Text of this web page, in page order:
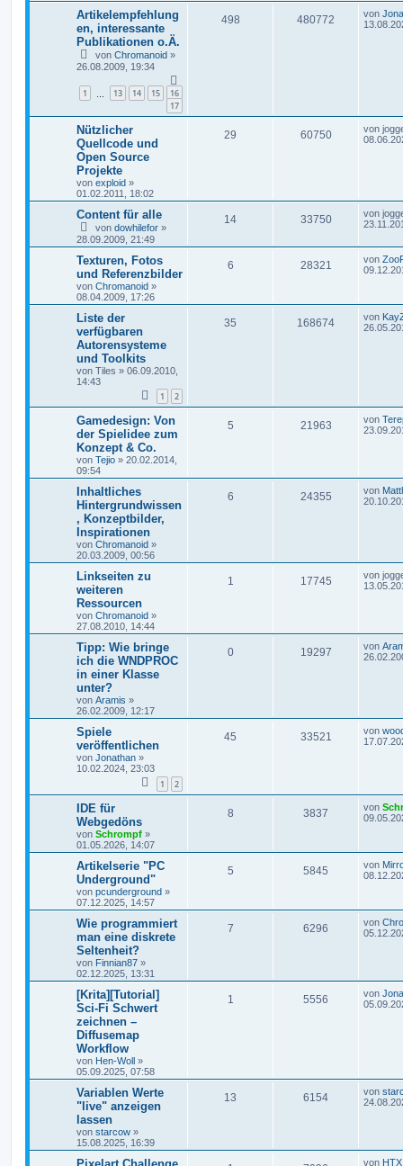
Artikelempfehlung
en, interessante
Publikationen o.Ä.
von Chromanoid »
26.08.2009, 19:34
1 13 14 15
16
17
498 480772 von
Nützlicher
Quellcode und
Open Source
Projekte
von exploid »
01.02.2011, 18:02
29 60750 von
Content für alle
von dowhilefor »
28.09.2009, 21:49
14 33750 von
Texturen, Fotos
und Referenzbilder
von Chromanoid »
08.04.2009, 17:26
6 28321 von
Liste der
verfügbaren
Autorensysteme
und Toolkits
von Tiles » 06.09.2010,
14:43
1 2
35 168674 von
Gamedesign: Von
der Spielidee zum
Konzept & Co.
von Tejio » 20.02.2014,
09:54
5 21963 von
Inhaltliches
Hintergrundwissen
, Konzeptbilder,
Inspirationen
von Chromanoid »
20.03.2009, 00:56
6 24355 von
Linkseiten zu
weiteren
Ressourcen
von Chromanoid »
27.08.2010, 14:44
1 17745 von
Tipp: Wie bringe
ich die WNDPROC
in einer Klasse
unter?
von Aramis »
26.02.2009, 12:17
0 19297 von
Spiele
veröffentlichen
von Jonathan »
10.02.2024, 23:03
1 2
45 33521 von
IDE für
Webgedöns
von Schrompf »
01.05.2026, 14:07
8 3837 von
Artikelserie "PC
Underground"
von pcunderground »
07.12.2025, 14:57
5 5845 von
Wie programmiert
man eine diskrete
Seltenheit?
von Finnian87 »
02.12.2025, 13:31
7 6296 von
[Krita][Tutorial]
Sci-Fi Schwert
zeichnen –
Diffusemap
Workflow
von Hen-Woll »
05.09.2025, 07:58
1 5556 von
Variablen Werte
"live" anzeigen
lassen
von starcow »
15.08.2025, 16:39
13 6154 von
von HTX